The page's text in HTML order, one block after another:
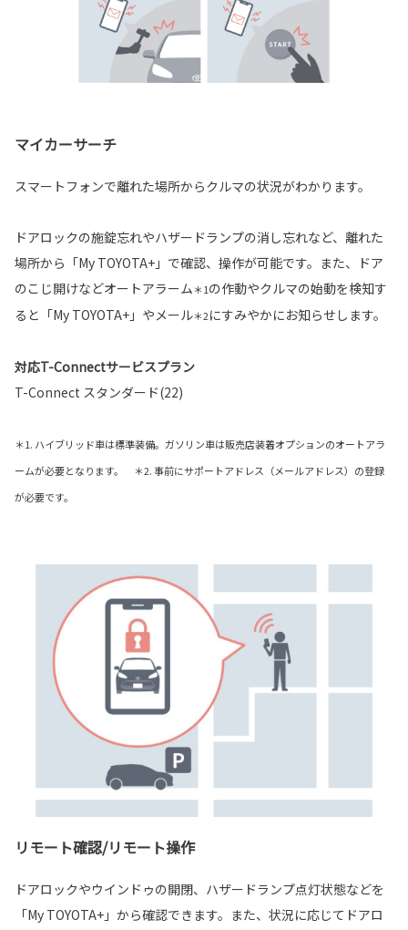
マイカーサーチ
スマートフォンで離れた場所からクルマの状況がわかります。
ドアロックの施錠忘れやハザードランプの消し忘れなど、離れた
場所から「My TOYOTA+」で確認、操作が可能です。また、ドア
のこじ開けなどオートアラーム＊1の作動やクルマの始動を検知す
ると「My TOYOTA+」やメール＊2にすみやかにお知らせします。
対応T-Connectサービスプラン
T-Connect スタンダード(22)
＊1. ハイブリッド車は標準装備。ガソリン車は販売店装着オプションのオートアラ
ームが必要となります。 ＊2. 事前にサポートアドレス（メールアドレス）の登録
が必要です。
リモート確認/リモート操作
ドアロックやウインドゥの開閉、ハザードランプ点灯状態などを
「My TOYOTA+」から確認できます。また、状況に応じてドアロ